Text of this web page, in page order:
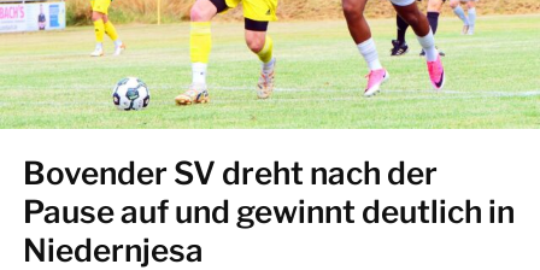
Bovender SV dreht nach der
Pause auf und gewinnt deutlich in
Niedernjesa